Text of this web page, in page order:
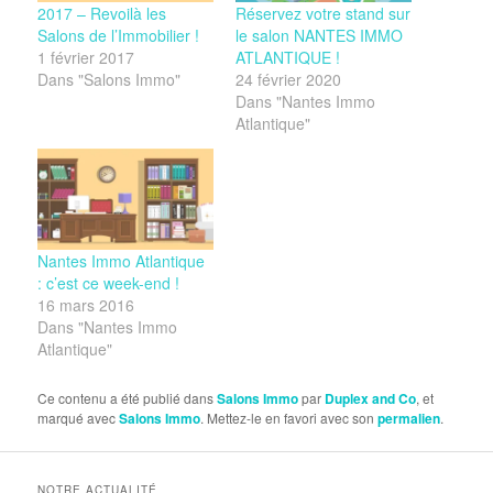
2017 – Revoilà les
Salons de l’Immobilier !
1 février 2017
Dans "Salons Immo"
Réservez votre stand sur
le salon NANTES IMMO
ATLANTIQUE !
24 février 2020
Dans "Nantes Immo
Atlantique"
Nantes Immo Atlantique
: c’est ce week-end !
16 mars 2016
Dans "Nantes Immo
Atlantique"
Ce contenu a été publié dansSalons Immopar Duplex and Co, et
marqué avecSalons Immo. Mettez-le en favori avec sonpermalien.
NOTRE ACTUALITÉ